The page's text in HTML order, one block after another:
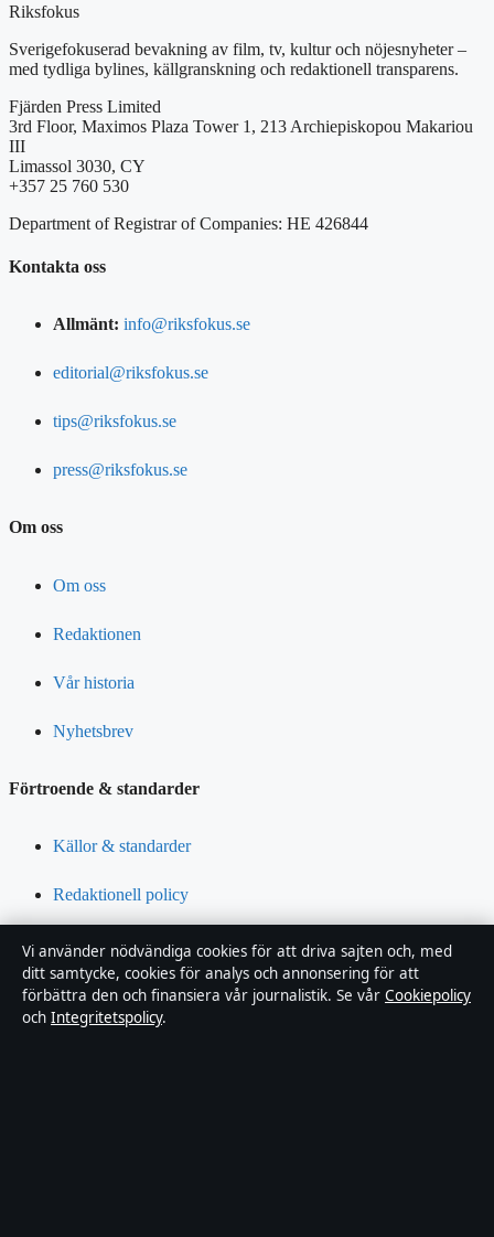
Riksfokus
Sverigefokuserad bevakning av film, tv, kultur och nöjesnyheter –
med tydliga bylines, källgranskning och redaktionell transparens.
Fjärden Press Limited
3rd Floor, Maximos Plaza Tower 1, 213 Archiepiskopou Makariou
III
Limassol 3030, CY
+357 25 760 530
Department of Registrar of Companies: HE 426844
Kontakta oss
Allmänt: info@riksfokus.se
editorial@riksfokus.se
tips@riksfokus.se
press@riksfokus.se
Om oss
Om oss
Redaktionen
Vår historia
Nyhetsbrev
Förtroende & standarder
Källor & standarder
Redaktionell policy
Rättelsepolicy
Tillgänglighetsredogörelse
Vi använder nödvändiga cookies för att driva sajten och, med
ditt samtycke, cookies för analys och annonsering för att
förbättra den och finansiera vår journalistik. Se vår Cookiepolicy
och Integritetspolicy.